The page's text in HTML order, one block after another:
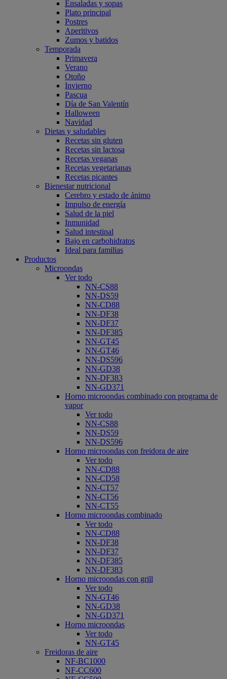
Ensaladas y sopas
Plato principal
Postres
Aperitivos
Zumos y batidos
Temporada
Primavera
Verano
Otoño
Invierno
Pascua
Día de San Valentín
Halloween
Navidad
Dietas y saludables
Recetas sin gluten
Recetas sin lactosa
Recetas veganas
Recetas vegetarianas
Recetas picantes
Bienestar nutricional
Cerebro y estado de ánimo
Impulso de energía
Salud de la piel
Inmunidad
Salud intestinal
Bajo en carbohidratos
Ideal para familias
Productos
Microondas
Ver todo
NN-CS88
NN-DS59
NN-CD88
NN-DF38
NN-DF37
NN-DF385
NN-GT45
NN-GT46
NN-DS596
NN-GD38
NN-DF383
NN-GD371
Horno microondas combinado con programa de
vapor
Ver todo
NN-CS88
NN-DS59
NN-DS596
Horno microondas con freidora de aire
Ver todo
NN-CD88
NN-CD58
NN-CT57
NN-CT56
NN-CT55
Horno microondas combinado
Ver todo
NN-CD88
NN-DF38
NN-DF37
NN-DF385
NN-DF383
Horno microondas con grill
Ver todo
NN-GT46
NN-GD38
NN-GD371
Horno microondas
Ver todo
NN-GT45
Freidoras de aire
NF-BC1000
NF-CC600